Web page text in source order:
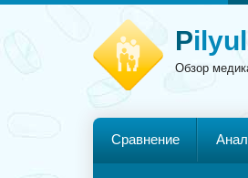
P
Обзор
Сравнение